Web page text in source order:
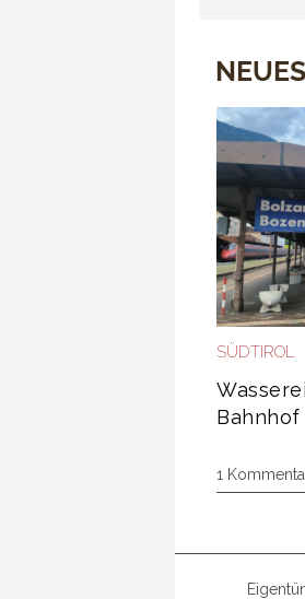
SÜDTIROL
1